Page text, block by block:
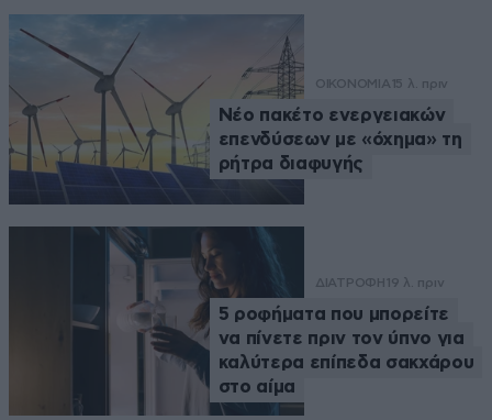
ΟΙΚΟΝΟΜΙΑ 15 λ. πριν
Νέο πακέτο ενεργειακών
επενδύσεων με «όχημα» τη
ρήτρα διαφυγής
ΔΙΑΤΡΟΦΗ 19 λ. πριν
5 ροφήματα που μπορείτε
να πίνετε πριν τον ύπνο για
καλύτερα επίπεδα σακχάρου
στο αίμα